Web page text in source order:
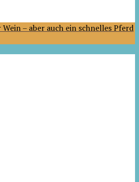
– aber auch ein schnelles Pferd